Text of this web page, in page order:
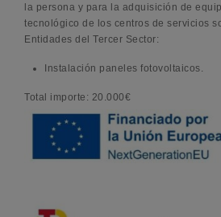
la persona y para la adquisición de
tecnológico de los centros de servicios
Entidades del Tercer Sector:
Instalación paneles fotovoltaicos.
Total importe: 20.000€